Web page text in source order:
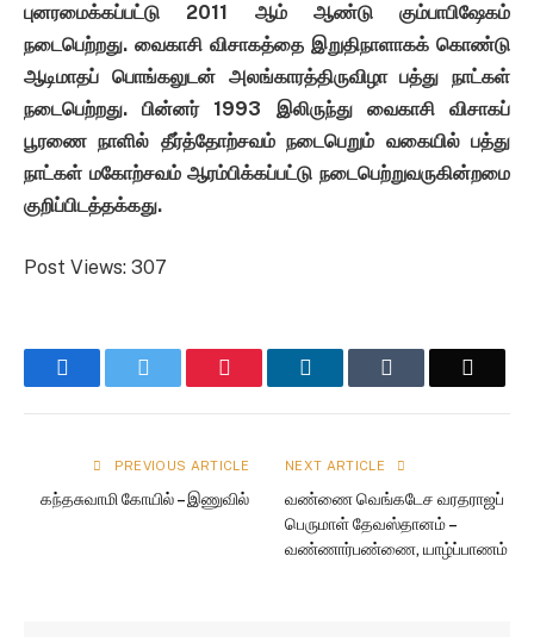
புனரமைக்கப்பட்டு 2011 ஆம் ஆண்டு கும்பாபிஷேகம்
நடைபெற்றது. வைகாசி விசாகத்தை இறுதிநாளாகக் கொண்டு
ஆடிமாதப் பொங்கலுடன் அலங்காரத்திருவிழா பத்து நாட்கள்
நடைபெற்றது. பின்னர் 1993 இலிருந்து வைகாசி விசாகப்
பூரணை நாளில் தீர்த்தோற்சவம் நடைபெறும் வகையில் பத்து
நாட்கள் மகோற்சவம் ஆரம்பிக்கப்பட்டு நடைபெற்றுவருகின்றமை
குறிப்பிடத்தக்கது.
Post Views: 307
Facebook Pinterest LinkedIn
PREVIOUS ARTICLE
கந்தசுவாமி கோயில் – இணுவில்
NEXT ARTICLE
வண்ணை வெங்கடேச வரதராஜப்
பெருமாள் தேவஸ்தானம் –
வண்ணார்பண்ணை, யாழ்ப்பாணம்